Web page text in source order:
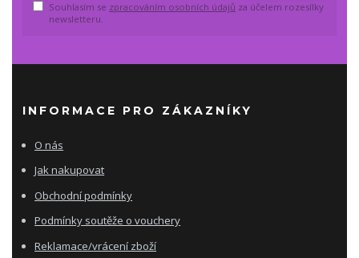
Souhlasím se zpracováním osobních údajů za účelem rozesílky
newsletteru.
INFORMACE PRO ZÁKAZNÍKY
O nás
Jak nakupovat
Obchodní podmínky
Podmínky soutěže o vouchery
Reklamace/vrácení zboží